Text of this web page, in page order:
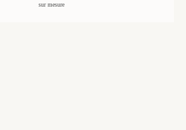
sur mesure